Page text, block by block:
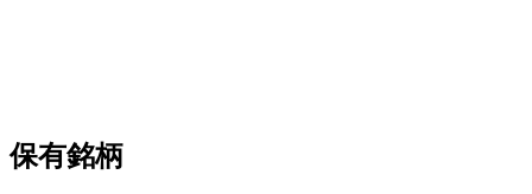
保有銘柄